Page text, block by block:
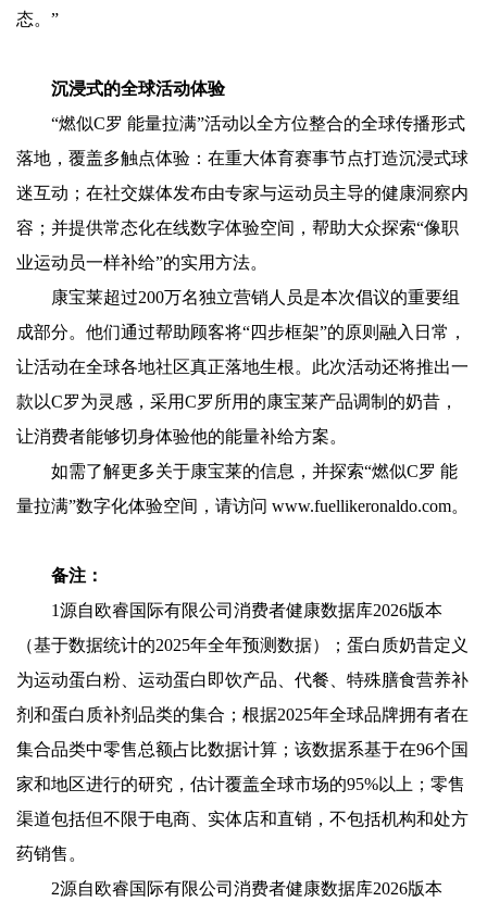
态。”
沉浸式的全球活动体验
“燃似C罗 能量拉满”活动以全方位整合的全球传播形式
落地，覆盖多触点体验：在重大体育赛事节点打造沉浸式球
迷互动；在社交媒体发布由专家与运动员主导的健康洞察内
容；并提供常态化在线数字体验空间，帮助大众探索“像职
业运动员一样补给”的实用方法。
康宝莱超过200万名独立营销人员是本次倡议的重要组
成部分。他们通过帮助顾客将“四步框架”的原则融入日常，
让活动在全球各地社区真正落地生根。此次活动还将推出一
款以C罗为灵感，采用C罗所用的康宝莱产品调制的奶昔，
让消费者能够切身体验他的能量补给方案。
如需了解更多关于康宝莱的信息，并探索“燃似C罗 能
量拉满”数字化体验空间，请访问 www.fuellikeronaldo.com。
备注：
1源自欧睿国际有限公司消费者健康数据库2026版本
（基于数据统计的2025年全年预测数据）；蛋白质奶昔定义
为运动蛋白粉、运动蛋白即饮产品、代餐、特殊膳食营养补
剂和蛋白质补剂品类的集合；根据2025年全球品牌拥有者在
集合品类中零售总额占比数据计算；该数据系基于在96个国
家和地区进行的研究，估计覆盖全球市场的95%以上；零售
渠道包括但不限于电商、实体店和直销，不包括机构和处方
药销售。
2源自欧睿国际有限公司消费者健康数据库2026版本